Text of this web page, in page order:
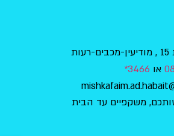
או 3466*
משקפיים עד הבית